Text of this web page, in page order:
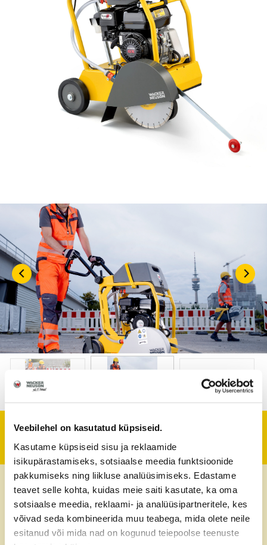
Veebilehel on kasutatud küpsiseid.
Kasutame küpsiseid sisu ja reklaamide
isikupärastamiseks, sotsiaalse meedia funktsioonide
pakkumiseks ning liikluse analüüsimiseks. Edastame
teavet selle kohta, kuidas meie saiti kasutate, ka oma
sotsiaalse meedia, reklaami- ja analüüsipartneritele, kes
võivad seda kombineerida muu teabega, mida olete neile
esitanud või mida nad on kogunud teiepoolse teenuste
KASUTATUD TEHNIKA
KARJÄÄR
MEIST
Tehniline informatsioon
Kaal 69 kg
Maks. lõikesügavus 12 cm
Maks. lõikeketta